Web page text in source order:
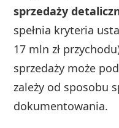
sprzedaży
spełnia kryteria
17 mln zł
sprzedaży może
zależy od sposobu
dokumentowania.